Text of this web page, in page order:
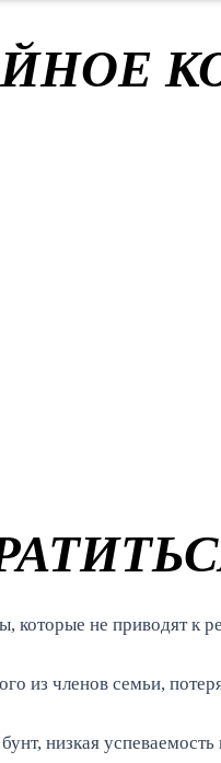
которые не приводят к
из членов семьи,
низкая